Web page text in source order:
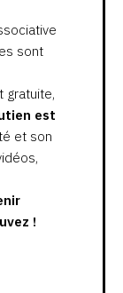
sont
gratuite,
est
et son
!